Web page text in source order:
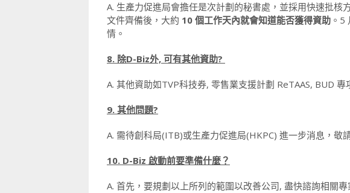
A. 生產力促進局會擔任是次計劃的秘書處，並採用快速批核
文件齊備後，大約 10 個工作天內就會知道能否獲得資助 。5
情。
8. 除D-Biz外, 可有其他資助?
A. 其他資助如TVP科技券, 零售業支援計劃 ReTAAS, BUD 專
9. 其他問題?
A. 需待創科局(ITB)或生產力促進局(HKPC) 進一步消息，敬
10. D-Biz 啟動前要準備什麼？
A. 首先，要規劃以上所列的範圍以改善公司, 盡快諮詢相關